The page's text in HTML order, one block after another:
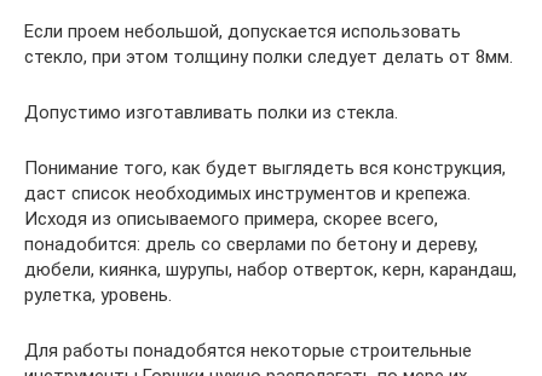
Если проем небольшой, допускается использовать
стекло, при этом толщину полки следует делать от 8мм.
Допустимо изготавливать полки из стекла.
Понимание того, как будет выглядеть вся конструкция,
даст список необходимых инструментов и крепежа.
Исходя из описываемого примера, скорее всего,
понадобится: дрель со сверлами по бетону и дереву,
дюбели, киянка, шурупы, набор отверток, керн, карандаш,
рулетка, уровень.
Для работы понадобятся некоторые строительные